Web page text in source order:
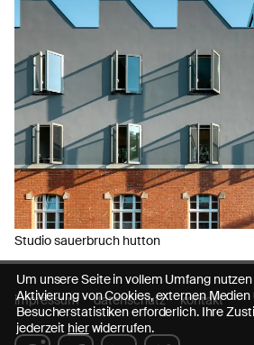
Studio sauerbruch hutton
impressum datenschutz kontakt
Um unsere Seite in vollem Umfang
Aktivierung von Cookies, externen Medien
Besucherstatistiken erforderlich. Ihre
jederzeit hierwiderrufen.